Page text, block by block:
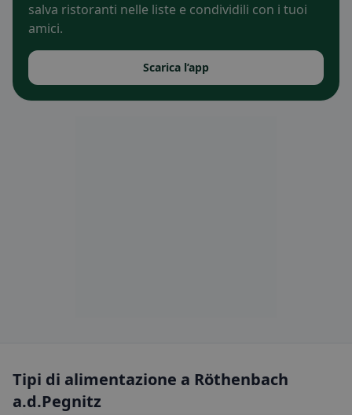
salva ristoranti nelle liste e condividili con i tuoi
amici.
Scarica l’app
Tipi di alimentazione a Röthenbach
a.d.Pegnitz